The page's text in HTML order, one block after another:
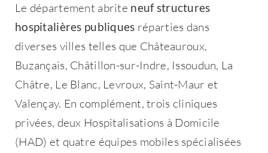
Le département abrite neuf structures
hospitalières publiques réparties dans
diverses villes telles que Châteauroux,
Buzançais, Châtillon-sur-Indre, Issoudun, La
Châtre, Le Blanc, Levroux, Saint-Maur et
Valençay. En complément, trois cliniques
privées, deux Hospitalisations à Domicile
(HAD) et quatre équipes mobiles spécialisées